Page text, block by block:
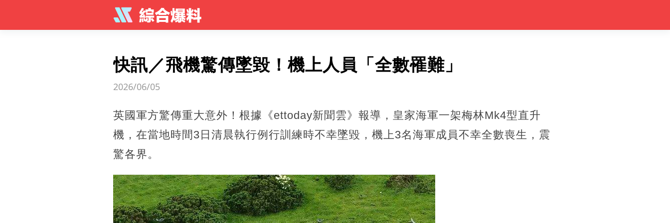
快訊／飛機驚傳墜毀！機上人員「全數罹難」
2026/06/05
英國軍方驚傳重大意外！根據《ettoday新聞雲》報導，皇家海軍一架梅林Mk4型直升
機，在當地時間3日清晨執行例行訓練時不幸墜毀，機上3名海軍成員不幸全數喪生，震
驚各界。